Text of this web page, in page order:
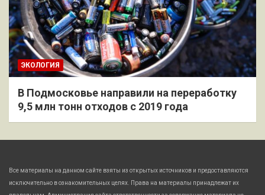
ЭКОЛОГИЯ
В Подмосковье направили на переработку
9,5 млн тонн отходов с 2019 года
Все материалы на данном сайте взяты из открытых источников и предоставляются
исключительно в ознакомительных целях. Права на материалы принадлежат их